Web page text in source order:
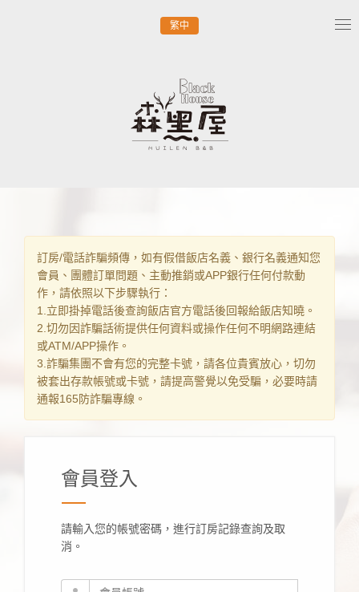
繁中
訂房/電話詐騙頻傳，如有假借飯店名義、銀行名義通知您
會員、團體訂單問題、主動推銷或APP銀行任何付款動
作，請依照以下步驟執行：
1.立即掛掉電話後查詢飯店官方電話後回報給飯店知曉。
2.切勿因詐騙話術提供任何資料或操作任何不明網路連結
或ATM/APP操作。
3.詐騙集團不會有您的完整卡號，請各位貴賓放心，切勿
被套出存款帳號或卡號，請提高警覺以免受騙，必要時請
通報165防詐騙專線。
會員登入
請輸入您的帳號密碼，進行訂房記錄查詢及取
消。